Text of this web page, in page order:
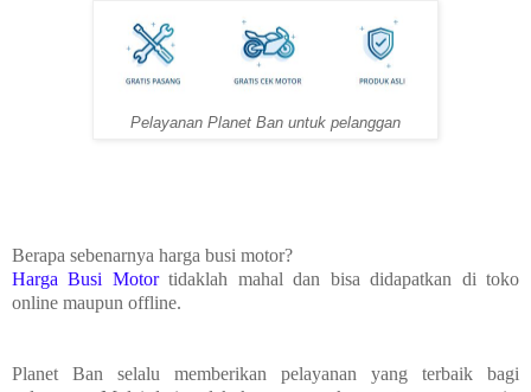
Pelayanan Planet Ban untuk pelanggan
Berapa sebenarnya harga busi motor?
Harga Busi Motortidaklah mahal dan bisa didapatkan di toko
online maupun offline.
Planet Ban selalu memberikan pelayanan yang terbaik bagi